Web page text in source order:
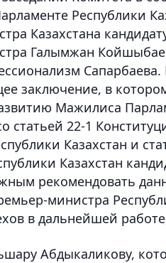
Республики
Казахстана
Галымжан
заключение, в
Мажилиса
статьей 22-1
Казахстан и
Казахстан
рекомендовать
министра
в дальнейшей
Абдыкаликову,